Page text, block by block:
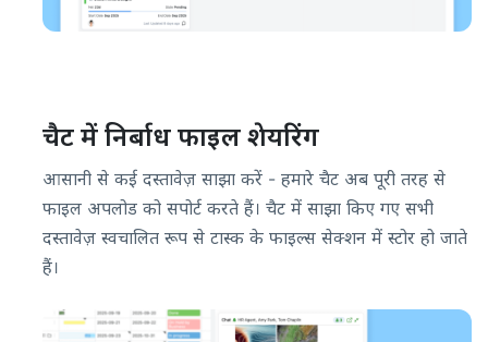
चैट में निर्बाध फाइल शेयरिंग
आसानी से कई दस्तावेज़ साझा करें - हमारे चैट अब पूरी तरह से
फाइल अपलोड को सपोर्ट करते हैं। चैट में साझा किए गए सभी
दस्तावेज़ स्वचालित रूप से टास्क के फाइल्स सेक्शन में स्टोर हो जाते
हैं।